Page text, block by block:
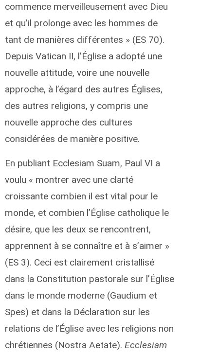
commence merveilleusement avec Dieu
et qu’il prolonge avec les hommes de
tant de manières différentes » (ES 70).
Depuis Vatican II, l’Église a adopté une
nouvelle attitude, voire une nouvelle
approche, à l’égard des autres Églises,
des autres religions, y compris une
nouvelle approche des cultures
considérées de manière positive.
En publiant Ecclesiam Suam, Paul VI a
voulu « montrer avec une clarté
croissante combien il est vital pour le
monde, et combien l’Église catholique le
désire, que les deux se rencontrent,
apprennent à se connaître et à s’aimer »
(ES 3). Ceci est clairement cristallisé
dans la Constitution pastorale sur l’Église
dans le monde moderne (Gaudium et
Spes) et dans la Déclaration sur les
relations de l’Église avec les religions non
chrétiennes (Nostra Aetate). Ecclesiam